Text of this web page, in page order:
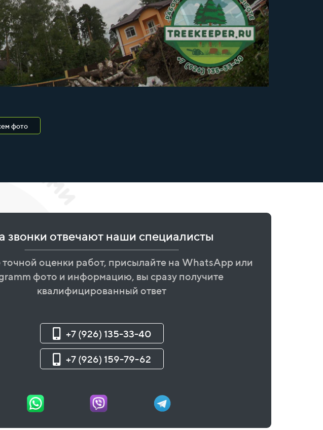
фото
звонки отвечают наши специалисты
оценки работ, присылайте на WhatsApp или
фото и информацию, вы сразу получите
квалифицированный ответ
+7 (926) 135-33-40
+7 (926) 159-79-62